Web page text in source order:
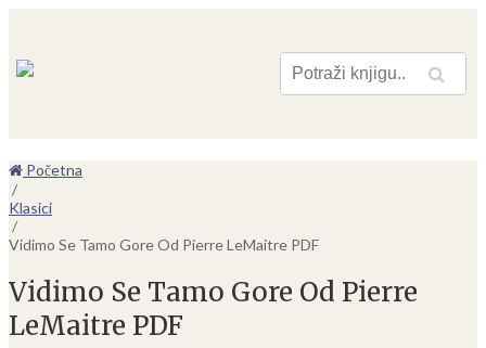
Pretraga
Početna
/
Klasici
/
Vidimo Se Tamo Gore Od Pierre LeMaitre PDF
Vidimo Se Tamo Gore Od Pierre
LeMaitre PDF